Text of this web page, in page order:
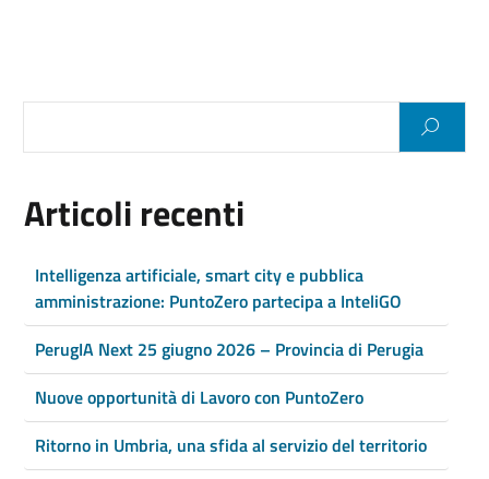
Articoli recenti
Intelligenza artificiale, smart city e pubblica
amministrazione: PuntoZero partecipa a InteliGO
PerugIA Next 25 giugno 2026 – Provincia di Perugia
Nuove opportunità di Lavoro con PuntoZero
Ritorno in Umbria, una sfida al servizio del territorio